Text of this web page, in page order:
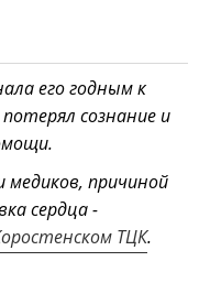
его годным к
сознание и
причиной
сердца -
ТЦК.